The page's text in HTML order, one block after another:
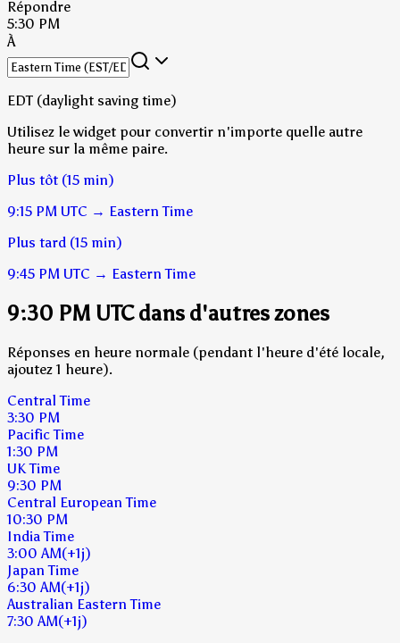
Répondre
5:30 PM
À
EDT (daylight saving time)
Utilisez le widget pour convertir n'importe quelle autre
heure sur la même paire.
Plus tôt (15 min)
9:15 PM UTC → Eastern Time
Plus tard (15 min)
9:45 PM UTC → Eastern Time
9:30 PM UTC dans d'autres zones
Réponses en heure normale (pendant l'heure d'été locale,
ajoutez 1 heure).
Central Time
3:30 PM
Pacific Time
1:30 PM
UK Time
9:30 PM
Central European Time
10:30 PM
India Time
3:00 AM(+1j)
Japan Time
6:30 AM(+1j)
Australian Eastern Time
7:30 AM(+1j)